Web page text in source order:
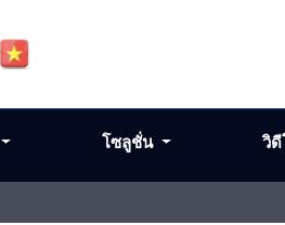
โซลูชั่น วิ